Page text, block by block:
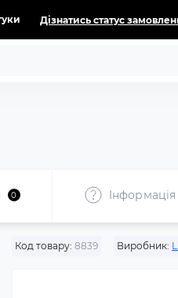
Дізнатись статус
0 Iнформація
Код товару: 8839 Виробник: